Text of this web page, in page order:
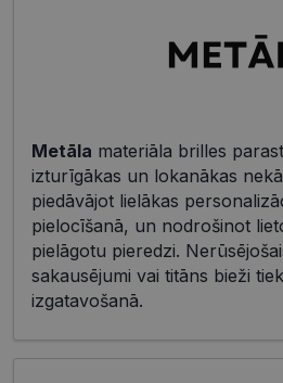
Metāla materiāla brilles
izturīgākas un lokanākas
piedāvājot lielākas
pielocīšanā, un nodrošinot
pielāgotu pieredzi.
sakausējumi vai titāns bieži
izgatavošanā.